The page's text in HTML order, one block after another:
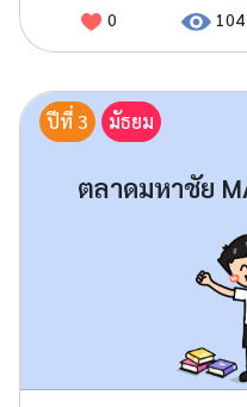
0 104
ปีที่ 3 มัธยม
ตลาดมหาชัย